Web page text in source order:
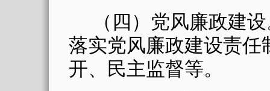
（四）党风廉政建
落实党风廉政建设责任
开、民主监督等。